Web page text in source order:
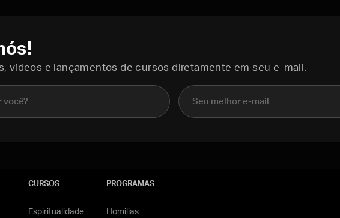
vídeos e lançamentos de cursos diretamente em seu e-mail.
E-mail
CURSOS
Espiritualidade
PROGRAMAS
Homilias